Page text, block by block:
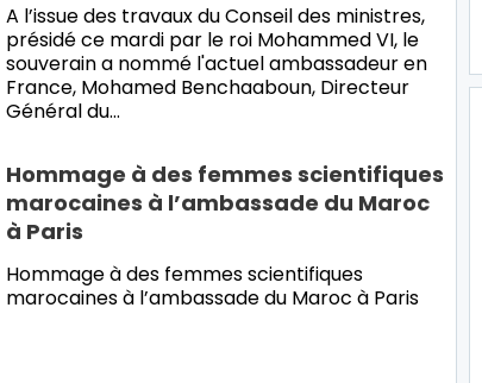
A l’issue des travaux du Conseil des ministres,
présidé ce mardi par le roi Mohammed VI, le
souverain a nommé l'actuel ambassadeur en
France, Mohamed Benchaaboun, Directeur
Général du…
Hommage à des femmes scientifiques
marocaines à l’ambassade du Maroc
à Paris
Hommage à des femmes scientifiques
marocaines à l’ambassade du Maroc à Paris